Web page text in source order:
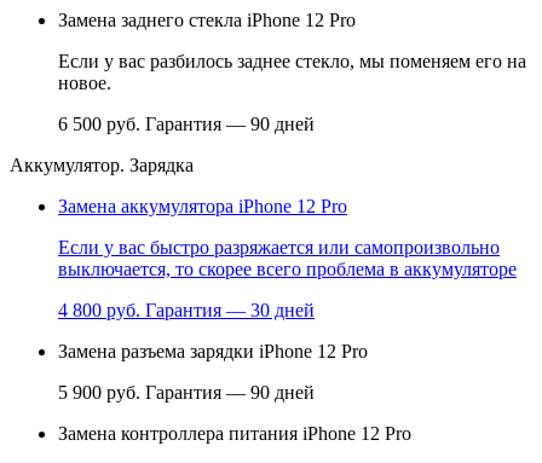
Замена заднего стекла iPhone 12 Pro
Если у вас разбилось заднее стекло, мы поменяем его на
новое.
6 500 руб. Гарантия — 90 дней
Аккумулятор. Зарядка
Замена аккумулятора iPhone 12 Pro
Если у вас быстро разряжается или самопроизвольно
выключается, то скорее всего проблема в аккумуляторе
4 800 руб. Гарантия — 30 дней
Замена разъема зарядки iPhone 12 Pro
5 900 руб. Гарантия — 90 дней
Замена контроллера питания iPhone 12 Pro